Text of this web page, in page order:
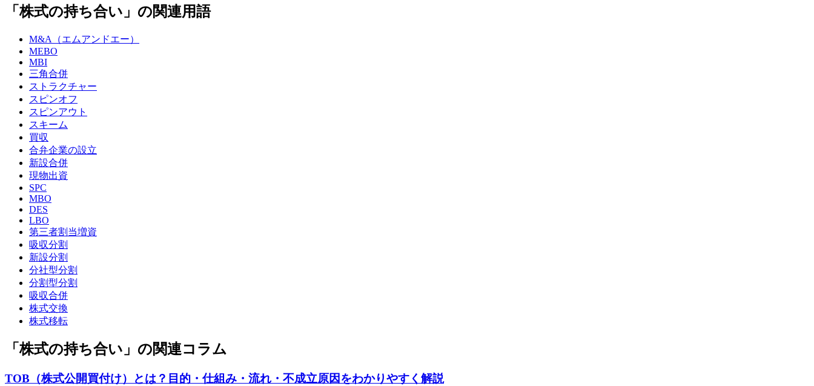
「株式の持ち合い」の関連用語
M&A（エムアンドエー）
MEBO
MBI
三角合併
ストラクチャー
スピンオフ
スピンアウト
スキーム
買収
合弁企業の設立
新設合併
現物出資
SPC
MBO
DES
LBO
第三者割当増資
吸収分割
新設分割
分社型分割
分割型分割
吸収合併
株式交換
株式移転
「株式の持ち合い」の関連コラム
TOB（株式公開買付け）とは？目的・仕組み・流れ・不成立原因をわかりやすく解説